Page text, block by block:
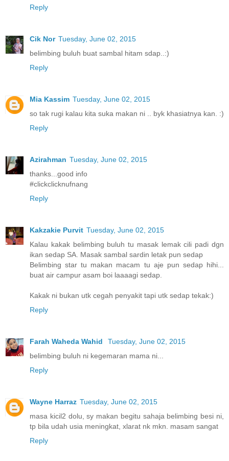
Reply
Cik Nor Tuesday, June 02, 2015
belimbing buluh buat sambal hitam sdap..:)
Reply
Mia Kassim Tuesday, June 02, 2015
so tak rugi kalau kita suka makan ni .. byk khasiatnya kan. :)
Reply
Azirahman Tuesday, June 02, 2015
thanks...good info
#clickclicknufnang
Reply
Kakzakie Purvit Tuesday, June 02, 2015
Kalau kakak belimbing buluh tu masak lemak cili padi dgn
ikan sedap SA. Masak sambal sardin letak pun sedap
Belimbing star tu makan macam tu aje pun sedap hihi...
buat air campur asam boi laaaagi sedap.
Kakak ni bukan utk cegah penyakit tapi utk sedap tekak:)
Reply
Farah Waheda Wahid
Tuesday, June 02, 2015
belimbing buluh ni kegemaran mama ni...
Reply
Wayne Harraz Tuesday, June 02, 2015
masa kicil2 dolu, sy makan begitu sahaja belimbing besi ni,
tp bila udah usia meningkat, xlarat nk mkn. masam sangat
Reply